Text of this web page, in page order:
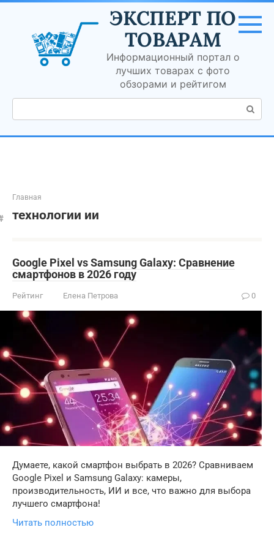
Перейти
контенту
ЭКСПЕРТ ПО
ТОВАРАМ
Информационный портал о
лучших товарах с фото
обзорами и рейтигом
Поиск:
Главная
технологии ии
Google Pixel vs Samsung Galaxy: Сравнение
смартфонов в 2026 году
Рейтинг Елена Петрова 0
Думаете, какой смартфон выбрать в 2026? Сравниваем
Google Pixel и Samsung Galaxy: камеры,
производительность, ИИ и все, что важно для выбора
лучшего смартфона!
Читать полностью